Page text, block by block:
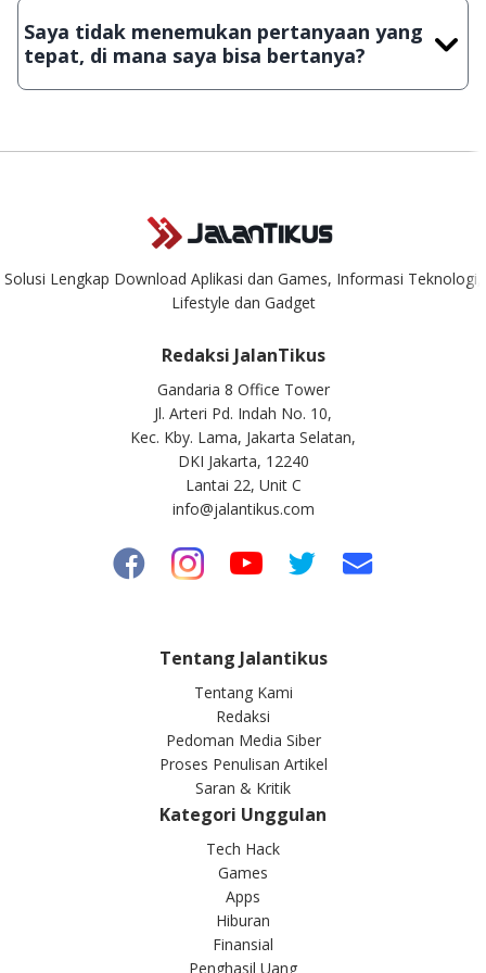
download secara manual, sehingga kuota sebesar ribuan
aplikasi & games tidak dapat tercapai dalam waktu yang
singkat.
Saya tidak menemukan pertanyaan yang
tepat, di mana saya bisa bertanya?
Kami dengan senang hati menjawab setiap pertanyaan yang
Solusi Lengkap Download Aplikasi dan Games, Informasi Teknologi,
Lifestyle dan Gadget
Redaksi JalanTikus
Gandaria 8 Office Tower
Jl. Arteri Pd. Indah No. 10,
Kec. Kby. Lama, Jakarta Selatan,
DKI Jakarta, 12240
Lantai 22, Unit C
info@jalantikus.com
Tentang Jalantikus
Tentang Kami
Redaksi
Pedoman Media Siber
Proses Penulisan Artikel
Saran & Kritik
Kategori Unggulan
Tech Hack
Games
Apps
Hiburan
Finansial
Penghasil Uang